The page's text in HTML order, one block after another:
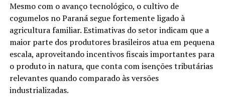
Mesmo com o avanço tecnológico, o cultivo de
cogumelos no Paraná segue fortemente ligado à
agricultura familiar. Estimativas do setor indicam que a
maior parte dos produtores brasileiros atua em pequena
escala, aproveitando incentivos fiscais importantes para
o produto in natura, que conta com isenções tributárias
relevantes quando comparado às versões
industrializadas.